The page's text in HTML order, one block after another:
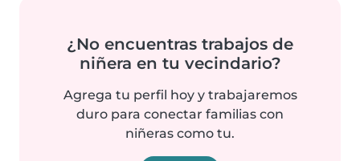
¿No encuentras trabajos de
niñera en tu vecindario?
Agrega tu perfil hoy y trabajaremos
duro para conectar familias con
niñeras como tu.